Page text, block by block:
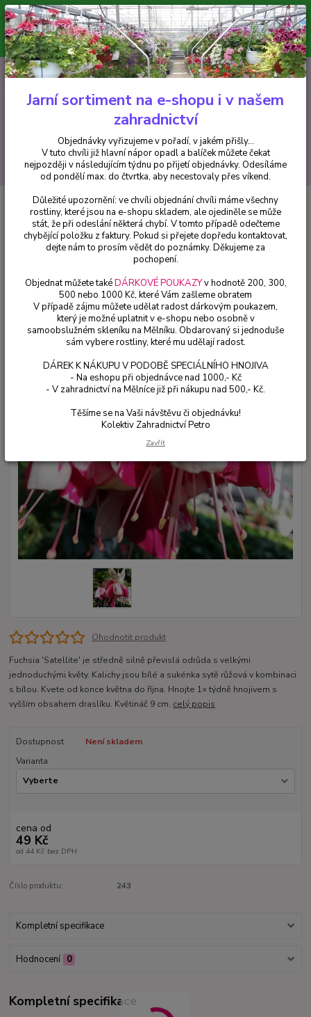
Minimální hodnota pro odeslání z e-shopu je 300 Kč.
V tuto chvíli již hlavní nápor objednávek opadl a balíček můžete čekat
nejpozději v následujícím týdnu po přijetí objednávky. Objednávky
vyřizujeme v pořadí, v jakém přišly...
CZK
Hledat
+420 602 223 614 0ks
za0 Kč
Fuchsie Satellite Fuchsie (Kennett USA 1965) 243
Satellite Fuchsie (Kennett USA
1965) 243
Ohodnotit produkt
Fuchsia 'Satellite' je středně silně převislá odrůda s velkými
jednoduchými květy. Kalichy jsou bílé a sukénka sytě růžová v kombinaci
s bílou. Kvete od konce května do října. Hnojte 1× týdně hnojivem s
vyšším obsahem draslíku. Květináč 9 cm. celý popis
Dostupnost
Není skladem
Varianta
cena od
49 Kč
od 44 Kč bez DPH
Číslo produktu: 243
Kompletní specifikace
Hodnocení 0
Kompletní specifikace
Jarní sortiment na e-shopu i v našem
zahradnictví
Objednávky vyřizujeme v pořadí, v jakém přišly...
V tuto chvíli již hlavní nápor opadl a balíček můžete čekat
nejpozději v následujícím týdnu po přijetí objednávky. Odesíláme
od pondělí max. do čtvrtka, aby necestovaly přes víkend.
Důležité upozornění: ve chvíli objednání chvíli máme všechny
rostliny, které jsou na e-shopu skladem, ale ojediněle se může
stát, že při odeslání některá chybí. V tomto případě odečteme
chybějící položku z faktury. Pokud si přejete dopředu kontaktovat,
dejte nám to prosím vědět do poznámky. Děkujeme za
pochopení.
Objednat můžete takéDÁRKOVÉ POUKAZYv hodnotě 200, 300,
500 nebo 1000 Kč, které Vám zašleme obratem
V případě zájmu můžete udělat radost dárkovým poukazem,
který je možné uplatnit v e-shopu nebo osobně v
samoobslužném skleníku na Mělníku. Obdarovaný si jednoduše
sám vybere rostliny, které mu udělají radost.
DÁREK K NÁKUPU V PODOBĚ SPECIÁLNÍHO HNOJIVA
- Na eshopu při objednávce nad 1000,- Kč
- V zahradnictví na Mělníce již při nákupu nad 500,- Kč.
Těšíme se na Vaši návštěvu či objednávku!
Kolektiv Zahradnictví Petro
Zavřít